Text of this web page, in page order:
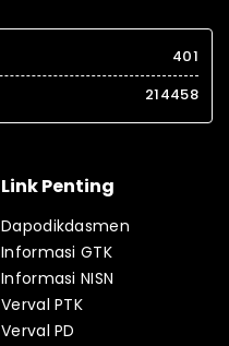
401
214458
Link Penting
Dapodikdasmen
Informasi GTK
Informasi NISN
Verval PTK
Verval PD